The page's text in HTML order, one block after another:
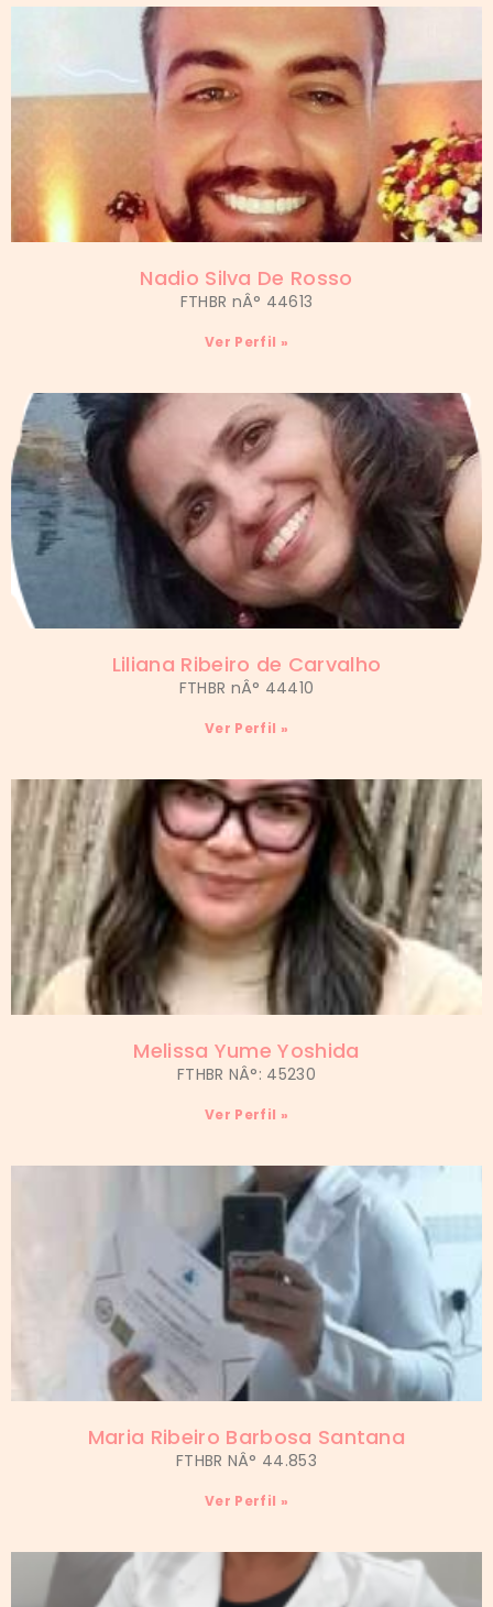
Nadio Silva De Rosso
FTHBR nÂ° 44613
Ver Perfil »
Liliana Ribeiro de Carvalho
FTHBR nÂ° 44410
Ver Perfil »
Melissa Yume Yoshida
FTHBR NÂ°: 45230
Ver Perfil »
Maria Ribeiro Barbosa Santana
FTHBR NÂ° 44.853
Ver Perfil »